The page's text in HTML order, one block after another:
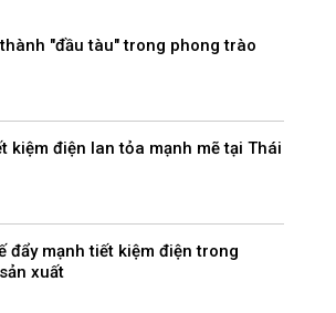
"đầu tàu" trong phong trào
kiệm điện lan tỏa mạnh mẽ tại Thái
đẩy mạnh tiết kiệm điện trong
xuất